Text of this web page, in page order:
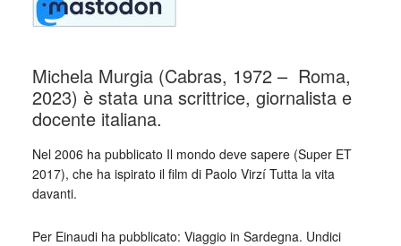
Michela Murgia (Cabras, 1972 – Roma,
2023) è stata una scrittrice, giornalista e
docente italiana.
Nel 2006 ha pubblicato Il mondo deve sapere (Super ET
2017), che ha ispirato il film di Paolo Virzí Tutta la vita
davanti.
Per Einaudi ha pubblicato: Viaggio in Sardegna. Undici